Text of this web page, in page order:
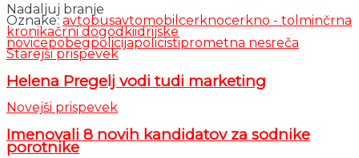
Nadaljuj branje
Oznake: avtobusavtomobil cerknocerkno - tolminčrna
kronikačrni dogodkiidrijske
novicepobegpolicijapolicistiprometna nesreča
Starejši prispevek
Helena Pregelj vodi tudi marketing
Novejši prispevek
Imenovali 8 novih kandidatov za sodnike
porotnike